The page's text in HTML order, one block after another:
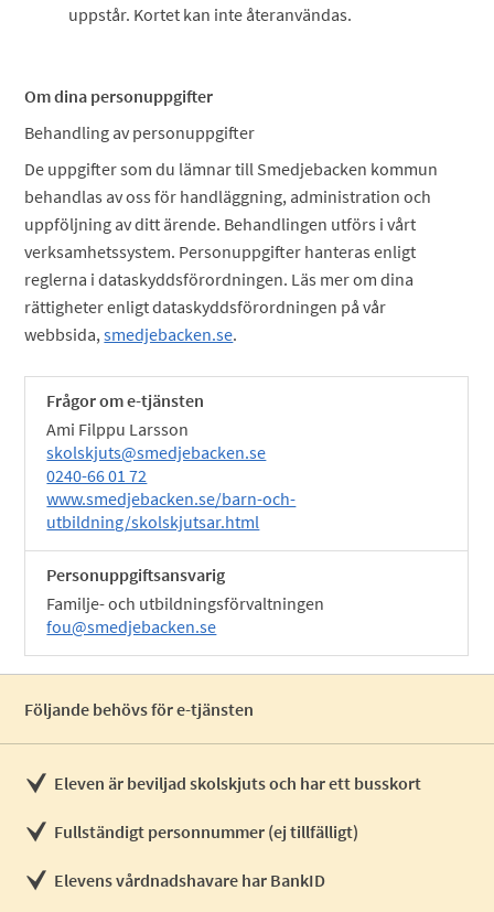
uppstår. Kortet kan inte återanvändas.
Om dina personuppgifter
Behandling av personuppgifter
De uppgifter som du lämnar till Smedjebacken kommun
behandlas av oss för handläggning, administration och
uppföljning av ditt ärende. Behandlingen utförs i vårt
verksamhetssystem. Personuppgifter hanteras enligt
reglerna i dataskyddsförordningen. Läs mer om dina
rättigheter enligt dataskyddsförordningen på vår
webbsida,smedjebacken.se.
Frågor om e-tjänsten
Ami Filppu Larsson
skolskjuts@smedjebacken.se
0240-66 01 72
www.smedjebacken.se/barn-och-
utbildning/skolskjutsar.html
Personuppgiftsansvarig
Familje- och utbildningsförvaltningen
fou@smedjebacken.se
Följande behövs för e-tjänsten
Eleven är beviljad skolskjuts och har ett busskort
Fullständigt personnummer (ej tillfälligt)
Elevens vårdnadshavare har BankID